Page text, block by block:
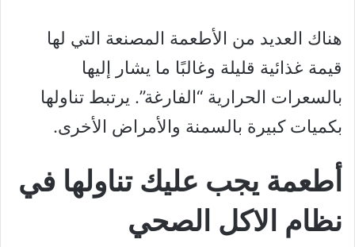
هناك العديد من الأطعمة المصنعة التي لها
قيمة غذائية قليلة وغالبًا ما يشار إليها
بالسعرات الحرارية “الفارغة”. يرتبط تناولها
بكميات كبيرة بالسمنة والأمراض الأخرى.
أطعمة يجب عليك تناولها في
نظام الاكل الصحي